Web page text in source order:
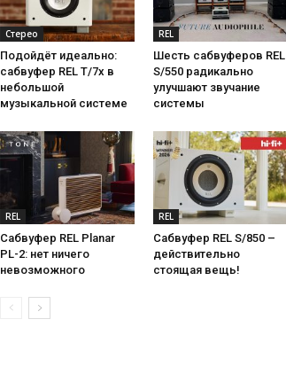
Стерео
Подойдёт идеально:
сабвуфер REL T/7x в
небольшой
музыкальной системе
REL
Шесть сабвуферов REL
S/550 радикально
улучшают звучание
системы
REL
Сабвуфер REL Planar
PL-2: нет ничего
невозможного
REL
Сабвуфер REL S/850 –
действительно
стоящая вещь!